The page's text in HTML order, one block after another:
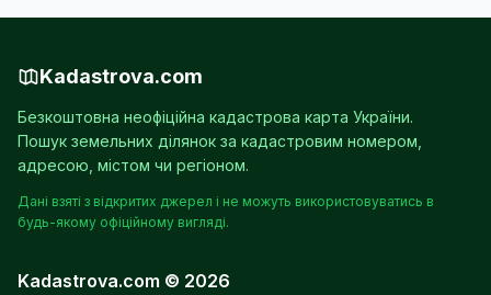
Kadastrova.com
Безкоштовна неофіційна кадастрова карта України.
Пошук земельних ділянок за кадастровим номером,
адресою, містом чи регіоном.
Дані взяті з відкритих джерел і не можуть використовуватись в
будь-якому офіційному вигляді.
Kadastrova.com © 2026